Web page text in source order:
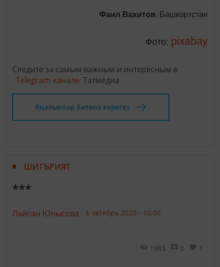
Фаил Вахитов. Башкортстан
Фото: pixabay
Следите за самым важным и интересным в
Telegram-канале Татмедиа
Яңалыклар битенә керегез
ШИГЪРИЯТ
***
Ләйсән Юнысова, 6 октябрь 2020 - 10:00
1983 0 1